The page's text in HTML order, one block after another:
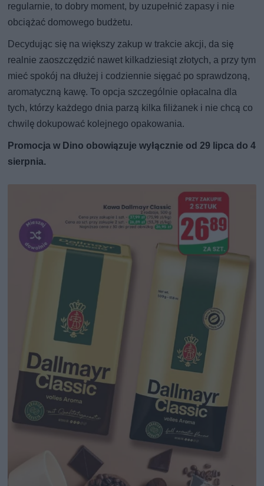
regularnie, to dobry moment, by uzupełnić zapasy i nie
obciążać domowego budżetu.
Decydując się na większy zakup w trakcie akcji, da się
realnie zaoszczędzić nawet kilkadziesiąt złotych, a przy tym
mieć spokój na dłużej i codziennie sięgać po sprawdzoną,
aromatyczną kawę. To opcja szczególnie opłacalna dla
tych, którzy każdego dnia parzą kilka filiżanek i nie chcą co
chwilę dokupować kolejnego opakowania.
Promocja w Dino obowiązuje wyłącznie od 29 lipca do 4
sierpnia.